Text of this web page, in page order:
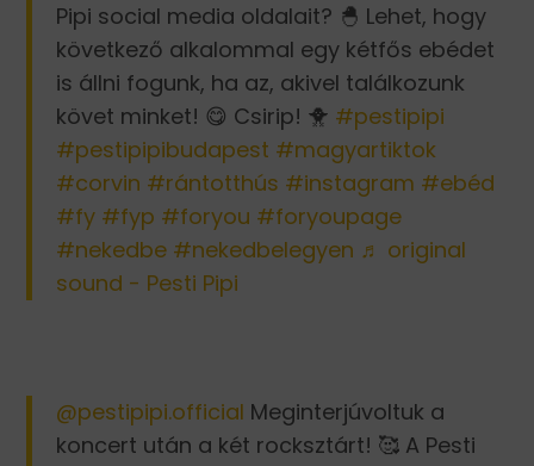
Pipi social media oldalait? 🐣 Lehet, hogy
következő alkalommal egy kétfős ebédet
is állni fogunk, ha az, akivel találkozunk
követ minket! 😋 Csirip! 🐥 #pestipipi
#pestipipibudapest #magyartiktok
#corvin #rántotthús #instagram #ebéd
#fy #fyp #foryou #foryoupage
#nekedbe #nekedbelegyen ♬ original
sound - Pesti Pipi
@pestipipi.official Meginterjúvoltuk a
koncert után a két rocksztárt! 🥰 A Pesti